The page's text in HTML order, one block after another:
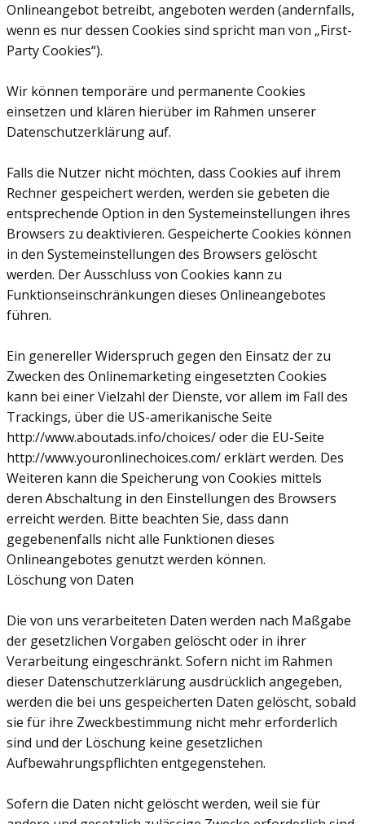
Onlineangebot betreibt, angeboten werden (andernfalls,
wenn es nur dessen Cookies sind spricht man von „First-
Party Cookies“).
Wir können temporäre und permanente Cookies
einsetzen und klären hierüber im Rahmen unserer
Datenschutzerklärung auf.
Falls die Nutzer nicht möchten, dass Cookies auf ihrem
Rechner gespeichert werden, werden sie gebeten die
entsprechende Option in den Systemeinstellungen ihres
Browsers zu deaktivieren. Gespeicherte Cookies können
in den Systemeinstellungen des Browsers gelöscht
werden. Der Ausschluss von Cookies kann zu
Funktionseinschränkungen dieses Onlineangebotes
führen.
Ein genereller Widerspruch gegen den Einsatz der zu
Zwecken des Onlinemarketing eingesetzten Cookies
kann bei einer Vielzahl der Dienste, vor allem im Fall des
Trackings, über die US-amerikanische Seite
http://www.aboutads.info/choices/ oder die EU-Seite
http://www.youronlinechoices.com/ erklärt werden. Des
Weiteren kann die Speicherung von Cookies mittels
deren Abschaltung in den Einstellungen des Browsers
erreicht werden. Bitte beachten Sie, dass dann
gegebenenfalls nicht alle Funktionen dieses
Onlineangebotes genutzt werden können.
Löschung von Daten
Die von uns verarbeiteten Daten werden nach Maßgabe
der gesetzlichen Vorgaben gelöscht oder in ihrer
Verarbeitung eingeschränkt. Sofern nicht im Rahmen
dieser Datenschutzerklärung ausdrücklich angegeben,
werden die bei uns gespeicherten Daten gelöscht, sobald
sie für ihre Zweckbestimmung nicht mehr erforderlich
sind und der Löschung keine gesetzlichen
Aufbewahrungspflichten entgegenstehen.
Sofern die Daten nicht gelöscht werden, weil sie für